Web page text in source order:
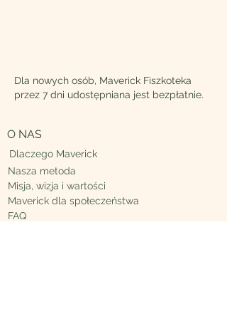
Dla nowych osób, Maverick Fiszkoteka
przez 7 dni udostępniana jest bezpłatnie.
O NAS
Dlaczego Maverick
Nasza metoda
Misja, wizja i wartości
Maverick dla społeczeństwa
FAQ